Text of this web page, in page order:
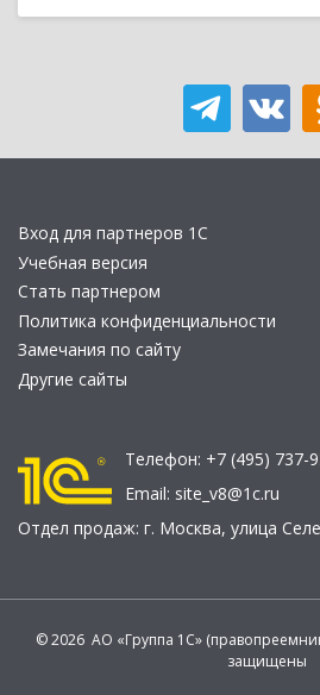
Вход для партнеров 1С
Учебная версия
Стать партнером
Политика конфиденциальности
Замечания по сайту
Другие сайты
Телефон: +7 (495) 737-
Email: site_v8@1c.ru
Отдел продаж: г. Москва, улица
© 2026 АО «Группа 1С»
защищены